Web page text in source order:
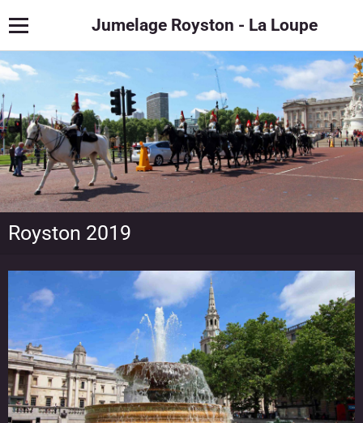
Jumelage Royston - La Loupe
Royston 2019